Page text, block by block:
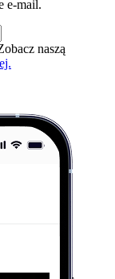
e-mail.
naszą